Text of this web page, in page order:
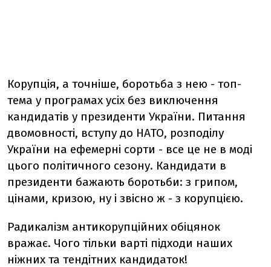
Корупція, а точніше, боротьба з нею - топ-
тема у програмах усіх без виключення
кандидатів у президенти України. Питання
двомовності, вступу до НАТО, розподілу
України на ефемерні сорти - все це не в моді
цього політичного сезону. Кандидати в
президенти бажають боротьби: з грипом,
цінами, кризою, ну і звісно ж - з корупцією.
Радикалізм антикорупційних обіцянок
вражає. Чого тільки варті підходи наших
ніжних та тендітних кандидаток!